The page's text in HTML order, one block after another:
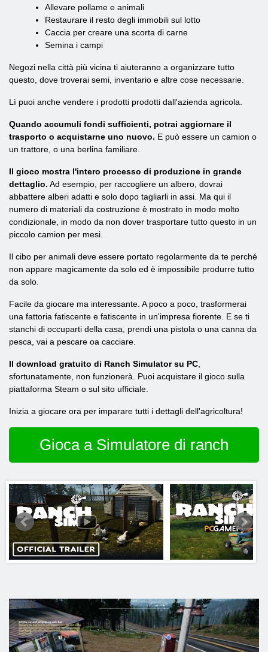
Allevare pollame e animali
Restaurare il resto degli immobili sul lotto
Caccia per creare una scorta di carne
Semina i campi
Negozi nella città più vicina ti aiuteranno a organizzare tutto
questo, dove troverai semi, inventario e altre cose necessarie.
Lì puoi anche vendere i prodotti prodotti dall'azienda agricola.
Quando accumuli fondi sufficienti, potrai aggiornare il
trasporto o acquistarne uno nuovo. E può essere un camion o
un trattore, o una berlina familiare.
Il gioco mostra l'intero processo di produzione in grande
dettaglio. Ad esempio, per raccogliere un albero, dovrai
abbattere alberi adatti e solo dopo tagliarli in assi. Ma qui il
numero di materiali da costruzione è mostrato in modo molto
condizionale, in modo da non dover trasportare tutto questo in un
piccolo camion per mesi.
Il cibo per animali deve essere portato regolarmente da te perché
non appare magicamente da solo ed è impossibile produrre tutto
da solo.
Facile da giocare ma interessante. A poco a poco, trasformerai
una fattoria fatiscente e fatiscente in un'impresa fiorente. E se ti
stanchi di occuparti della casa, prendi una pistola o una canna da
pesca, vai a pescare oa cacciare.
Il download gratuito di Ranch Simulator su PC
sfortunatamente, non funzionerà. Puoi acquistare il gioco sulla
piattaforma Steam o sul sito ufficiale.
Inizia a giocare ora per imparare tutti i dettagli dell'agricoltura!
Gioca a Simulatore di ranch